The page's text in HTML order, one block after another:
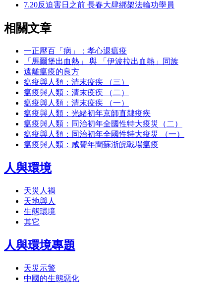
7.20反迫害日之前 長春大肆綁架法輪功學員
相關文章
一正壓百「病」：孝心退瘟疫
「馬爾堡出血熱」 與 「伊波拉出血熱」同族
遠離瘟疫的良方
瘟疫與人類：清末疫疾 （三）
瘟疫與人類：清末疫疾 （二）
瘟疫與人類：清末疫疾 （一）
瘟疫與人類：光緒初年京師直隸疫疾
瘟疫與人類：同治初年全國性特大疫災（二）
瘟疫與人類：同治初年全國性特大疫災 （一）
瘟疫與人類：咸豐年間蘇浙皖戰場瘟疫
人與環境
天災人禍
天地與人
生態環境
其它
人與環境專題
天災示警
中國的生態惡化